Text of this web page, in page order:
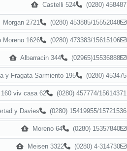
Castelli 524 (0280) 458487
Morgan 2721 (0280) 453885/15552048
Moreno 1626 (0280) 473383/15615106
Albarracin 344 (02965)15536888
y Fragata Sarmiento 195 (0280) 453475
viv casa 62 (0280) 457774/15614371
y Davies (0280) 15419955/15721536
Moreno 64 (0280) 15357840
Meisen 3322 (0280) 4-314730